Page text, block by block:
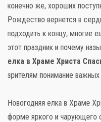
конечно же, хороших
Рождество вернется в
подходить к концу, многие
этот праздник и почему
елка в Храме Христа
зрителям понимание
Новогодняя елка в Храме
форме яркого и чарующего